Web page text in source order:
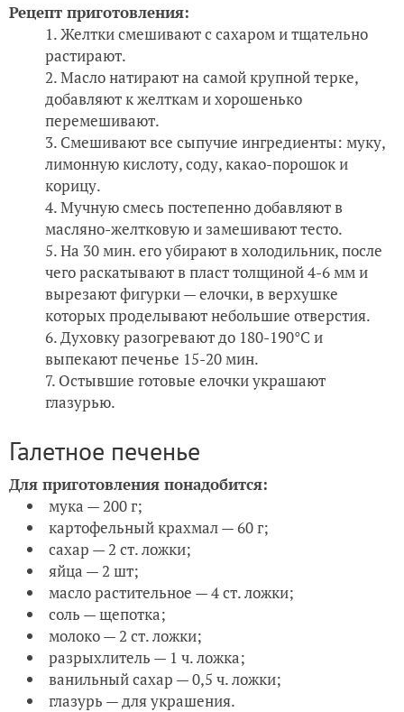
Рецепт приготовления:
Желтки смешивают с сахаром и тщательно
растирают.
Масло натирают на самой крупной терке,
добавляют к желткам и хорошенько
перемешивают.
Смешивают все сыпучие ингредиенты: муку,
лимонную кислоту, соду, какао-порошок и
корицу.
Мучную смесь постепенно добавляют в
масляно-желтковую и замешивают тесто.
На 30 мин. его убирают в холодильник, после
чего раскатывают в пласт толщиной 4-6 мм и
вырезают фигурки — елочки, в верхушке
которых проделывают небольшие отверстия.
Духовку разогревают до 180-190°C и
выпекают печенье 15-20 мин.
Остывшие готовые елочки украшают
глазурью.
Галетное печенье
Для приготовления понадобится:
мука — 200 г;
картофельный крахмал — 60 г;
сахар — 2 ст. ложки;
яйца — 2 шт;
масло растительное — 4 ст. ложки;
соль — щепотка;
молоко — 2 ст. ложки;
разрыхлитель — 1 ч. ложка;
ванильный сахар — 0,5 ч. ложки;
глазурь — для украшения.